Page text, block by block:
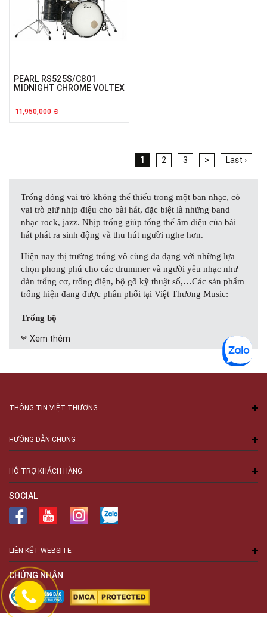
PEARL RS525S/C801
MIDNIGHT CHROME VOLTEX
11,950,000 Đ
1 2 3 > Last ›
Trống đóng vai trò không thể thiếu trong một ban nhạc, có
vai trò giữ nhịp điệu cho bài hát, đặc biệt là những band
nhạc rock, jazz. Nhịp trống giúp tổng thể âm điệu của bài
hát phát ra sinh động và thu hút người nghe hơn.
Hiện nay thị trường trống vô cùng đa dạng với những lựa
chọn phong phú cho các drummer và người yêu nhạc như
dàn trống cơ, trống điện, bộ gõ kỹ thuật số,…Các sản phẩm
trống hiện đang được phân phối tại Việt Thương Music:
Trống bộ
Trống bộ (trống jazz hay trống cơ) là những bộ trống truyền
thống, có kích thước to, âm lượng lớn, kết hợp từ nhiều bộ
phận như trống bass, trống lẫy, cymbal hi-hat, ride cymbal,
…
muốn mua trống cơ có thể tham khảo:
Ngày nay Pearl trở thành công ty dẫn đầu trên toàn cầu về
sản xuất trống với đa dạng sản phẩm cho từng đối tượng và
nhu cầu sử dụng như luyện tập tại nhà, trình diễn chuyên
nghiệp,…
Pearl Decade Maple,…
Trống cơ Odery
Là thương hiệu đến từ đất nước Brazil với xưởng sản xuất
đầu tiên được đặt phía sau sân nhà những năm đầu thập
niên 90. Đến nay, sau hơn 30 năm trong lĩnh vực nhạc cụ
Xem thêm
THÔNG TIN VIỆT THƯƠNG
HƯỚNG DẪN CHUNG
HỖ TRỢ KHÁCH HÀNG
SOCIAL
LIÊN KẾT WEBSITE
CHỨNG NHẬN